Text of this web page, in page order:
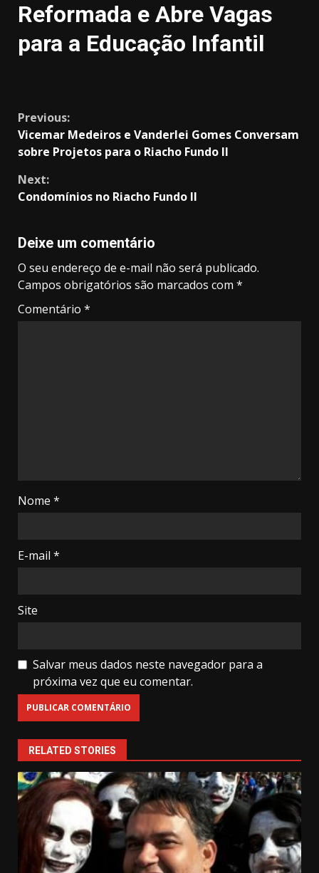
Reformada e Abre Vagas
para a Educação Infantil
Continue
Reading
Previous:
Vicemar Medeiros e Vanderlei Gomes Conversam
sobre Projetos para o Riacho Fundo II
Next:
Condomínios no Riacho Fundo II
Deixe um comentário
O seu endereço de e-mail não será publicado.
Campos obrigatórios são marcados com *
Comentário *
Nome *
E-mail *
Site
Salvar meus dados neste navegador para a
próxima vez que eu comentar.
RELATED STORIES